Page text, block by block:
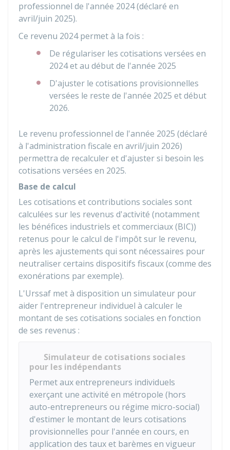
professionnel de l'année 2024 (déclaré en
avril/juin 2025).
Ce revenu 2024 permet à la fois :
De régulariser les cotisations versées en
2024 et au début de l'année 2025
D'ajuster le cotisations provisionnelles
versées le reste de l'année 2025 et début
2026.
Le revenu professionnel de l'année 2025 (déclaré
à l'administration fiscale en avril/juin 2026)
permettra de recalculer et d'ajuster si besoin les
cotisations versées en 2025.
Base de calcul
Les cotisations et contributions sociales sont
calculées sur les revenus d'activité (notamment
les bénéfices industriels et commerciaux (BIC))
retenus pour le calcul de l'impôt sur le revenu,
après les ajustements qui sont nécessaires pour
neutraliser certains dispositifs fiscaux (comme des
exonérations par exemple).
L'Urssaf met à disposition un simulateur pour
aider l'entrepreneur individuel à calculer le
montant de ses cotisations sociales en fonction
de ses revenus :
Simulateur de cotisations sociales
pour les indépendants
Permet aux entrepreneurs individuels
exerçant une activité en métropole (hors
auto-entrepreneurs ou régime micro-social)
d'estimer le montant de leurs cotisations
provisionnelles pour l'année en cours, en
application des taux et barèmes en vigueur